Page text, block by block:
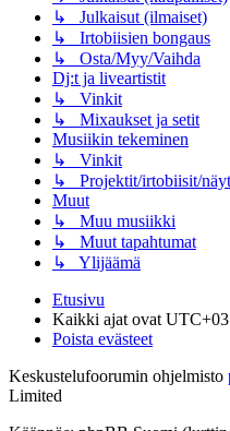
↳ Julkaisut (ilmaiset)
↳ Irtobiisien bongaus
↳ Osta/Myy/Vaihda
Dj:t ja liveartistit
↳ Vinkit
↳ Mixaukset ja setit
Musiikin tekeminen
↳ Vinkit
↳ Projektit/irtobiisit/
Muut
↳ Muu musiikki
↳ Muut tapahtumat
↳ Ylijäämä
Etusivu
Kaikki ajat ovat
Poista evästeet
Keskustelufoorumin ohjelmisto
Limited